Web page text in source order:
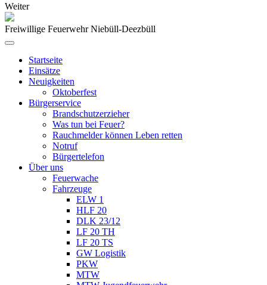
Weiter
Freiwillige Feuerwehr Niebüll-Deezbüll
Startseite
Einsätze
Neuigkeiten
Oktoberfest
Bürgerservice
Brandschutzerzieher
Was tun bei Feuer?
Rauchmelder können Leben retten
Notruf
Bürgertelefon
Über uns
Feuerwache
Fahrzeuge
ELW 1
HLF 20
DLK 23/12
LF 20 TH
LF 20 TS
GW Logistik
PKW
MTW